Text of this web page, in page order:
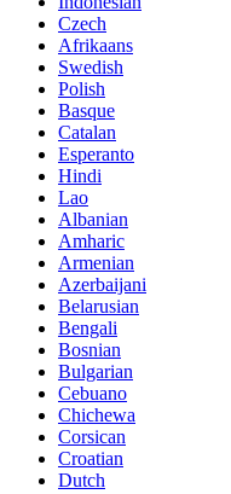
Czech
Afrikaans
Swedish
Polish
Basque
Catalan
Esperanto
Hindi
Lao
Albanian
Amharic
Armenian
Azerbaijani
Belarusian
Bengali
Bosnian
Bulgarian
Cebuano
Chichewa
Corsican
Croatian
Dutch